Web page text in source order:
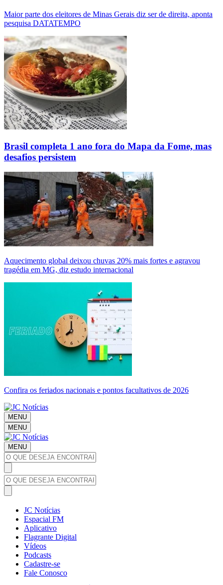
Maior parte dos eleitores de Minas Gerais diz ser de direita, aponta
pesquisa DATATEMPO
Brasil completa 1 ano fora do Mapa da Fome, mas
desafios persistem
Aquecimento global deixou chuvas 20% mais fortes e agravou
tragédia em MG, diz estudo internacional
Confira os feriados nacionais e pontos facultativos de 2026
MENU
MENU
MENU
JC Notícias
Espacial FM
Aplicativo
Flagrante Digital
Vídeos
Podcasts
Cadastre-se
Fale Conosco